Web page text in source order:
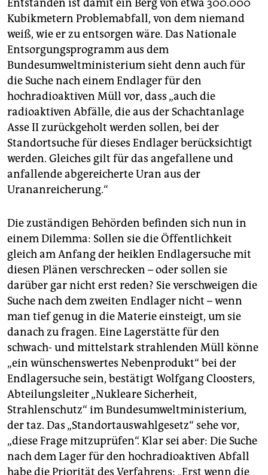
Entstanden ist damit ein Berg von etwa 300.000
Kubikmetern Problemabfall, von dem niemand
weiß, wie er zu entsorgen wäre. Das Nationale
Entsorgungsprogramm aus dem
Bundesumweltministerium sieht denn auch für
die Suche nach einem Endlager für den
hochradioaktiven Müll vor, dass „auch die
radioaktiven Abfälle, die aus der Schachtanlage
Asse II zurückgeholt werden sollen, bei der
Standortsuche für dieses Endlager berücksichtigt
werden. Gleiches gilt für das angefallene und
anfallende abgereicherte Uran aus der
Urananreicherung.“
Die zuständigen Behörden befinden sich nun in
einem Dilemma: Sollen sie die Öffentlichkeit
gleich am Anfang der heiklen Endlagersuche mit
diesen Plänen verschrecken – oder sollen sie
darüber gar nicht erst reden? Sie verschweigen die
Suche nach dem zweiten Endlager nicht – wenn
man tief genug in die Materie einsteigt, um sie
danach zu fragen. Eine Lagerstätte für den
schwach- und mittelstark strahlenden Müll könne
„ein wünschenswertes Nebenprodukt“ bei der
Endlagersuche sein, bestätigt Wolfgang Cloosters,
Abteilungsleiter „Nukleare Sicherheit,
Strahlenschutz“ im Bundesumweltministerium,
der taz. Das „Standortauswahlgesetz“ sehe vor,
„diese Frage mitzuprüfen“. Klar sei aber: Die Suche
nach dem Lager für den hochradioaktiven Abfall
habe die Priorität des Verfahrens: „Erst wenn die